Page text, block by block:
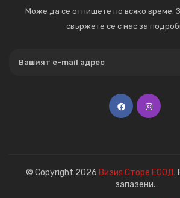
Може да се отпишете по всяко време.
свържете се с нас за
© Copyright 2026 Визия Сторе ЕООД.
запазени.